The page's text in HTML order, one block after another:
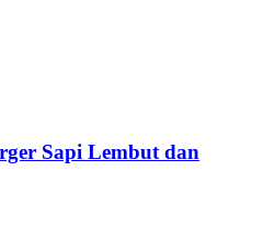
Sapi Lembut dan